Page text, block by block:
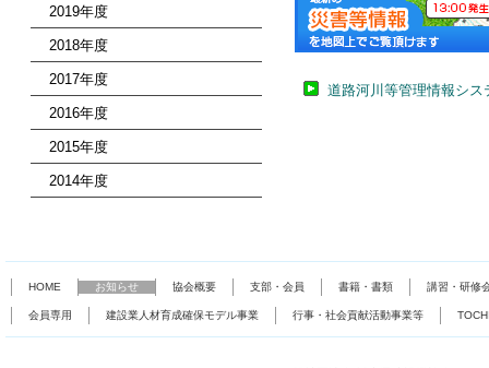
2019年度
2018年度
2017年度
2016年度
2015年度
2014年度
道路河川等管理情報シス
HOME お知らせ 協会概要 支部・会員 書籍・書類 講習・研修
会員専用 建設業人材育成確保モデル事業 行事・社会貢献活動事業等